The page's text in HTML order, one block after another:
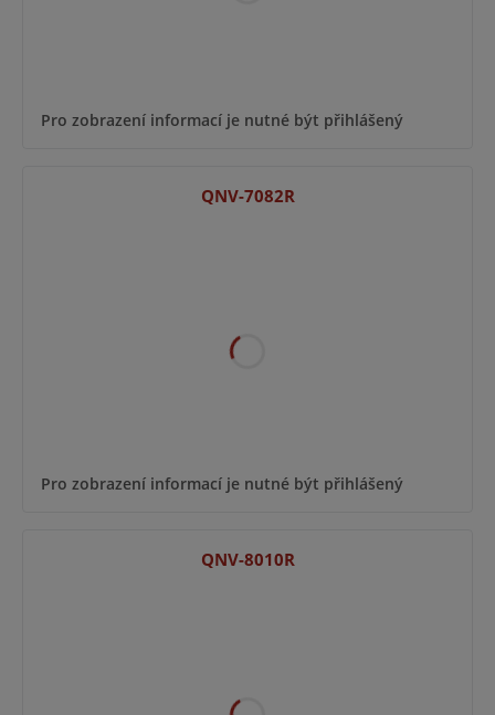
Pro zobrazení informací je nutné být přihlášený
QNV-7082R
Pro zobrazení informací je nutné být přihlášený
QNV-8010R